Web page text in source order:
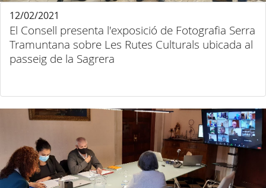
El Consell presenta l'exposició de Fotografia Serra
Tramuntana sobre Les Rutes Culturals ubicada al
passeig de la Sagrera
12/02/2021